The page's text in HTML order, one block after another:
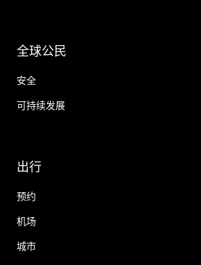
全球公民
安全
可持续发展
出行
预约
机场
城市